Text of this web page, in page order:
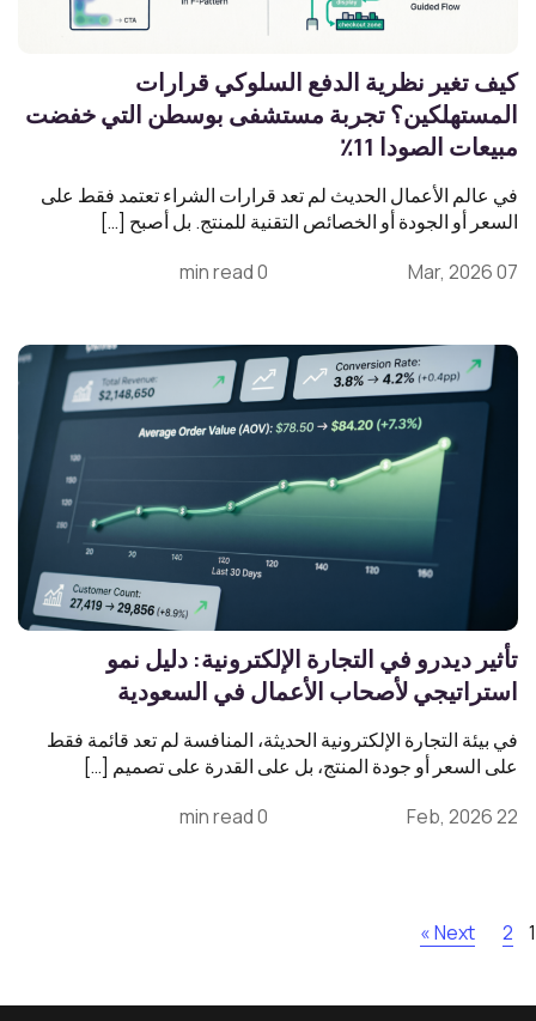
كيف تغير نظرية الدفع السلوكي قرارات
المستهلكين؟ تجربة مستشفى بوسطن التي خفضت
مبيعات الصودا 11٪
في عالم الأعمال الحديث لم تعد قرارات الشراء تعتمد فقط على
السعر أو الجودة أو الخصائص التقنية للمنتج. بل أصبح […]
07 Mar, 2026
0 min read
تأثير ديدرو في التجارة الإلكترونية: دليل نمو
استراتيجي لأصحاب الأعمال في السعودية
في بيئة التجارة الإلكترونية الحديثة، المنافسة لم تعد قائمة فقط
على السعر أو جودة المنتج، بل على القدرة على تصميم […]
22 Feb, 2026
0 min read
1
2
Next »